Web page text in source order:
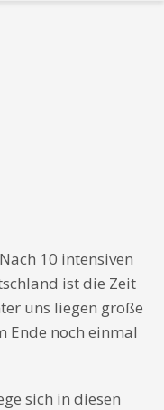
10 intensiven
ist die Zeit
uns liegen große
Ende noch einmal
sich in diesen